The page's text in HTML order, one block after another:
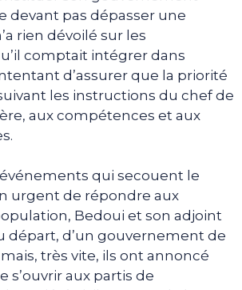
devant pas dépasser une
rien dévoilé sur les
comptait intégrer dans
d’assurer que la priorité
les instructions du chef de
aux compétences et aux
qui secouent le
urgent de répondre aux
Bedoui et son adjoint
départ, d’un gouvernement de
très vite, ils ont annoncé
s’ouvrir aux partis de